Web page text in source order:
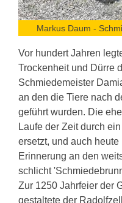
Markus Daum -
Vor hundert Jahren
Trockenheit und Dürre
Schmiedemeister
an den die Tiere nach
geführt wurden. Die
Laufe der Zeit durch
ersetzt, und auch
Erinnerung an den
schlicht
Zur 1250 Jahrfeier der
gestaltete der